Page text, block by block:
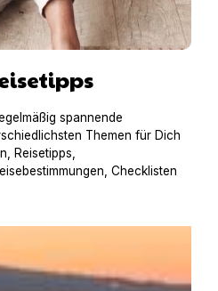
spannende
Themen für Dich
Reisetipps,
Checklisten